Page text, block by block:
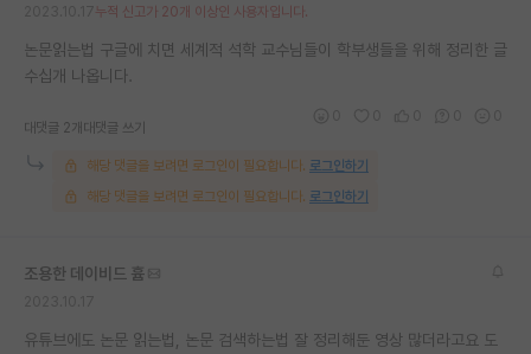
누적 신고가 20개 이상인 사용자입니다.
논문읽는법 구글에 치면 세계적 석학 교수님들이 학부생들을 위해 정리한 글
수십개 나옵니다.
대댓글 2개 대댓글 쓰기
해당 댓글을 보려면 로그인이 필요합니다. 로그인하기
해당 댓글을 보려면 로그인이 필요합니다. 로그인하기
조용한 데이비드 흄
유튜브에도 논문 읽는법, 논문 검색하는법 잘 정리해둔 영상 많더라고요 도